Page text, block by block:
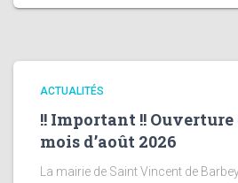
ACTUALITÉS
!! Important !!
mois d’août 2026
La mairie de Saint Vincent de